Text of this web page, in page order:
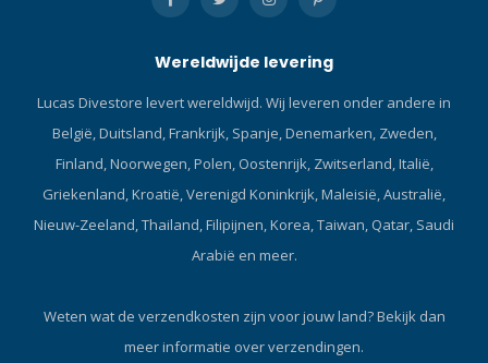
Stretch zak met ritssluiting
broekspijpen op zijn plaats.
Klik hier en lees onze Blog
over onderpakken!Exclusief
ontworpen, de eerste
fleece voor gebruik onder
een droogpak.
duiklampen! Productdetails
het duiken in helder water,
Dit duiklamp heeft een
krachtige lichtstraal van
9,500 lux. De kwaliteit van
het ontwerp van de
reflector maximaliseert de
lichtopbrengst. De lamp is
uitgerust met een
veiligheidsvoorziening. Drie
vermogensniveaus - 100%,
Wereldwijde levering
Lucas Divestore levert wereldwijd. Wij leveren onder andere in
België, Duitsland, Frankrijk, Spanje, Denemarken, Zweden,
Finland, Noorwegen, Polen, Oostenrijk, Zwitserland, Italië,
Griekenland, Kroatië, Verenigd Koninkrijk, Maleisië, Australië,
Nieuw-Zeeland, Thailand, Filipijnen, Korea, Taiwan, Qatar, Saudi
Arabië en meer.
Weten wat de verzendkosten zijn voor jouw land?Bekijk dan
meer informatie over verzendingen.